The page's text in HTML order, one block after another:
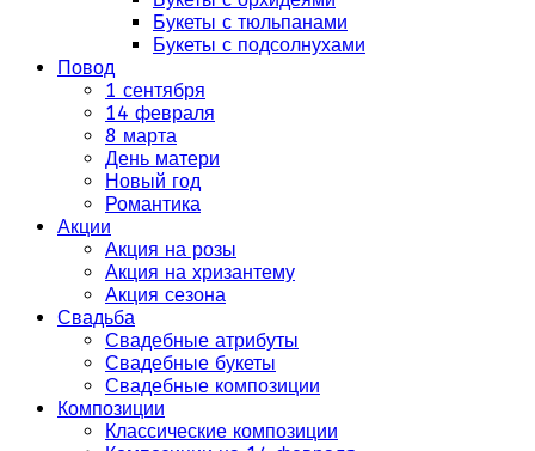
Букеты с тюльпанами
Букеты с подсолнухами
Повод
1 сентября
14 февраля
8 марта
День матери
Новый год
Романтика
Акции
Акция на розы
Акция на хризантему
Акция сезона
Свадьба
Свадебные атрибуты
Свадебные букеты
Свадебные композиции
Композиции
Классические композиции